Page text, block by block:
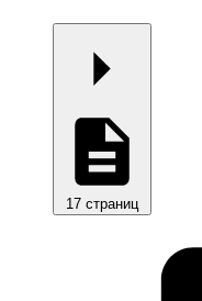
17 страниц